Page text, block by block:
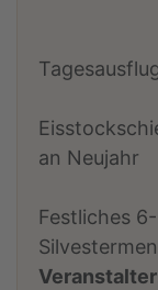
an Neujahr
Festliches